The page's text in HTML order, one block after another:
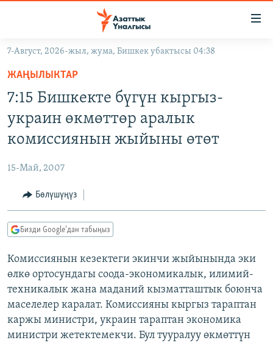
Навигацияга
өтүңүз
Издөөгө
салыңыз
МАДАНИЯТ
УКРАИНА
ТВ ПРОГРАММАЛАР
БҮГҮН АЗАТТЫКТА
ДАНИСТЕ
АЗАТТЫК+
ЫҢГАЙСЫЗ СУРООЛОР
ПОДКАСТ
ОНЛАЙН ШЕРИНЕ
7-Август, 2026-жыл, жума, Бишкек убактысы 04:38
ЖАҢЫЛЫКТАР
7:15 Бишкекте бүгүн кыргыз-
украин өкмөттөр аралык
комиссиянын жыйыны өтөт
15-Май, 2007
Бөлүшүңүз
Бизди Google'дан табыңыз
Комиссиянын кезектеги экинчи жыйынында эки
өлкө ортосундагы соода-экономикалык, илимий-
техникалык жана маданий кызматташтык боюнча
маселелер каралат. Комиссияны кыргыз тараптан
каржы министри, украин тараптан экономика
министри жетектемекчи. Бул тууралуу өкмөттүн